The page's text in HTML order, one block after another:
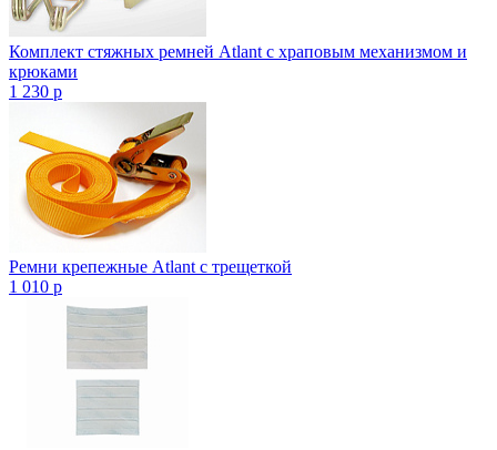
Комплект стяжных ремней Atlant с храповым механизмом и
крюками
1 230 p
Ремни крепежные Atlant с трещеткой
1 010 p